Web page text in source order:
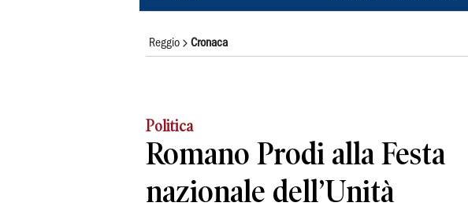
Reggio Cronaca
Politica
Romano Prodi alla Festa
nazionale dell’Unità